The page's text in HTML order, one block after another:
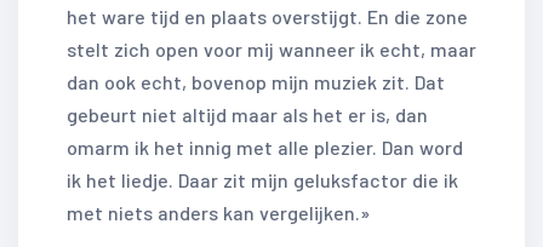
het ware tijd en plaats overstijgt. En die zone
stelt zich open voor mij wanneer ik echt, maar
dan ook echt, bovenop mijn muziek zit. Dat
gebeurt niet altijd maar als het er is, dan
omarm ik het innig met alle plezier. Dan word
ik het liedje. Daar zit mijn geluksfactor die ik
met niets anders kan vergelijken.»